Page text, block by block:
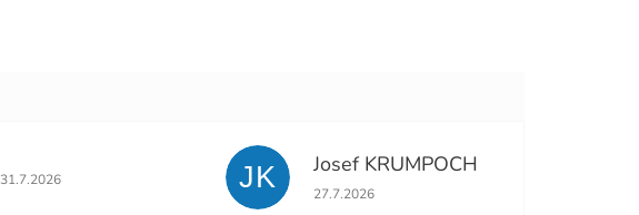
Hodnocení obchodu je 5 z 5 hvězdiček.
31.7.2026 JK Josef KRUMPOCH
Hodnocení obchodu je 5 z 5 hvězdiček.
27.7.2026